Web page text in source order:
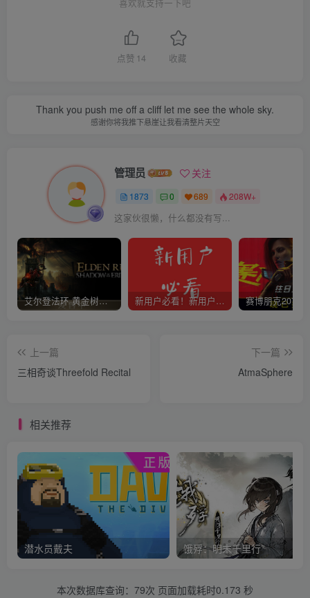
喜欢就支持一下吧
点赞 14 收藏
Thank you push me off a cliff let me see the whole sky.
感谢你将我推下悬崖让我看清整片天空
管理员 关注
1873 0 689 208W+
这家伙很懒，什么都没有写...
艾尔登法环 黄金树幽影 新用户必看！新用户必看！新用户必看！！！
上一篇
三相奇谈Threefold Recital
下一篇
AtmaSphere
相关推荐
潜水员戴夫 饿殍：明末千里行
本次数据库查询：79次 页面加载耗时0.173 秒